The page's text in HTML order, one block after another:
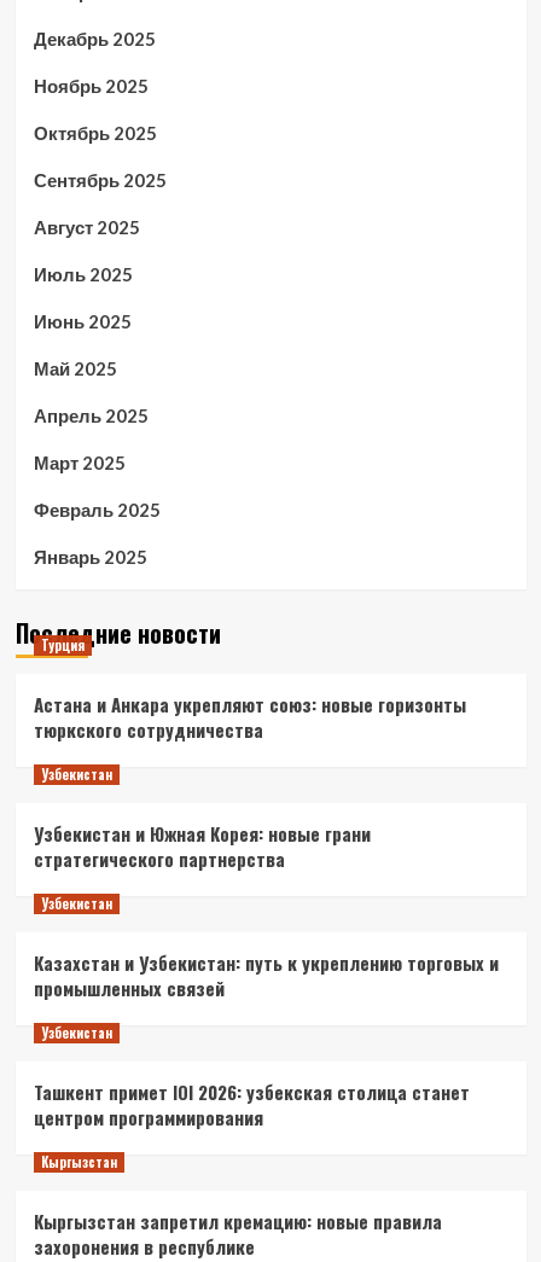
Декабрь 2025
Ноябрь 2025
Октябрь 2025
Сентябрь 2025
Август 2025
Июль 2025
Июнь 2025
Май 2025
Апрель 2025
Март 2025
Февраль 2025
Январь 2025
Последние новости
Турция
Астана и Анкара укрепляют союз: новые горизонты
тюркского сотрудничества
Узбекистан
Узбекистан и Южная Корея: новые грани
стратегического партнерства
Узбекистан
Казахстан и Узбекистан: путь к укреплению торговых и
промышленных связей
Узбекистан
Ташкент примет IOI 2026: узбекская столица станет
центром программирования
Кыргызстан
Кыргызстан запретил кремацию: новые правила
захоронения в республике